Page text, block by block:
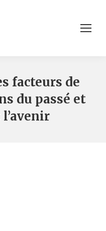
facteurs de
du passé et